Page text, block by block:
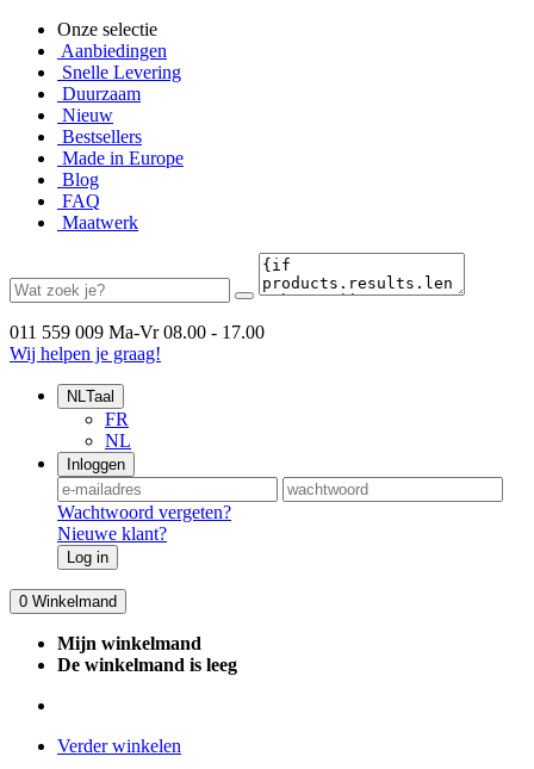
Onze selectie
Aanbiedingen
Snelle Levering
Duurzaam
Nieuw
Bestsellers
Made in Europe
Blog
FAQ
Maatwerk
011 559 009 Ma-Vr 08.00 - 17.00
Wij helpen je graag!
NLTaal
FR
NL
Inloggen
Wachtwoord vergeten?
Nieuwe klant?
Log in
0 Winkelmand
Mijn winkelmand
De winkelmand is leeg
Verder winkelen